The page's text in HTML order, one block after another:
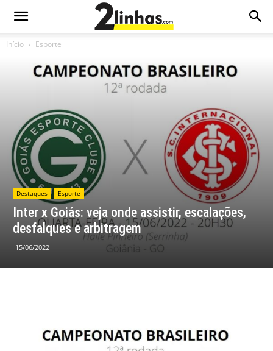
Início Esporte
Destaques Esporte
Inter x Goiás: veja onde assistir, escalações,
desfalques e arbitragem
15/06/2022